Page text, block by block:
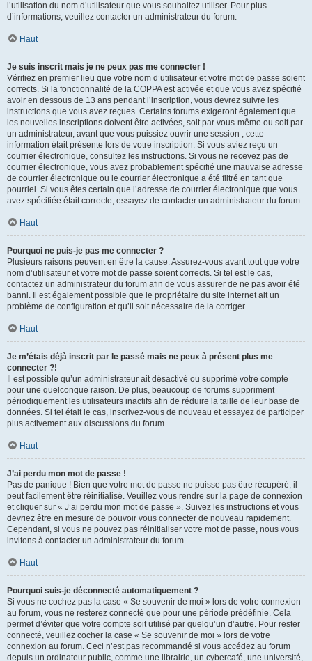
l’utilisation du nom d’utilisateur que vous souhaitez utiliser. Pour plus
d’informations, veuillez contacter un administrateur du forum.
Haut
Je suis inscrit mais je ne peux pas me connecter !
Vérifiez en premier lieu que votre nom d’utilisateur et votre mot de passe soient
corrects. Si la fonctionnalité de la COPPA est activée et que vous avez spécifié
avoir en dessous de 13 ans pendant l’inscription, vous devrez suivre les
instructions que vous avez reçues. Certains forums exigeront également que
les nouvelles inscriptions doivent être activées, soit par vous-même ou soit par
un administrateur, avant que vous puissiez ouvrir une session ; cette
information était présente lors de votre inscription. Si vous aviez reçu un
courrier électronique, consultez les instructions. Si vous ne recevez pas de
courrier électronique, vous avez probablement spécifié une mauvaise adresse
de courrier électronique ou le courrier électronique a été filtré en tant que
pourriel. Si vous êtes certain que l’adresse de courrier électronique que vous
avez spécifiée était correcte, essayez de contacter un administrateur du forum.
Haut
Pourquoi ne puis-je pas me connecter ?
Plusieurs raisons peuvent en être la cause. Assurez-vous avant tout que votre
nom d’utilisateur et votre mot de passe soient corrects. Si tel est le cas,
contactez un administrateur du forum afin de vous assurer de ne pas avoir été
banni. Il est également possible que le propriétaire du site internet ait un
problème de configuration et qu’il soit nécessaire de la corriger.
Haut
Je m’étais déjà inscrit par le passé mais ne peux à présent plus me
connecter ?!
Il est possible qu’un administrateur ait désactivé ou supprimé votre compte
pour une quelconque raison. De plus, beaucoup de forums suppriment
périodiquement les utilisateurs inactifs afin de réduire la taille de leur base de
données. Si tel était le cas, inscrivez-vous de nouveau et essayez de participer
plus activement aux discussions du forum.
Haut
J’ai perdu mon mot de passe !
Pas de panique ! Bien que votre mot de passe ne puisse pas être récupéré, il
peut facilement être réinitialisé. Veuillez vous rendre sur la page de connexion
et cliquer sur « J’ai perdu mon mot de passe ». Suivez les instructions et vous
devriez être en mesure de pouvoir vous connecter de nouveau rapidement.
Cependant, si vous ne pouvez pas réinitialiser votre mot de passe, nous vous
invitons à contacter un administrateur du forum.
Haut
Pourquoi suis-je déconnecté automatiquement ?
Si vous ne cochez pas la case « Se souvenir de moi » lors de votre connexion
au forum, vous ne resterez connecté que pour une période prédéfinie. Cela
permet d’éviter que votre compte soit utilisé par quelqu’un d’autre. Pour rester
connecté, veuillez cocher la case « Se souvenir de moi » lors de votre
connexion au forum. Ceci n’est pas recommandé si vous accédez au forum
depuis un ordinateur public, comme une librairie, un cybercafé, une université,